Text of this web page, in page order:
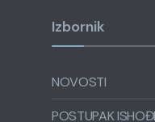
Izbornik
NOVOSTI
POSTUPAK